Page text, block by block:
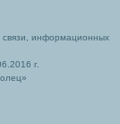
связи, информационных
г.